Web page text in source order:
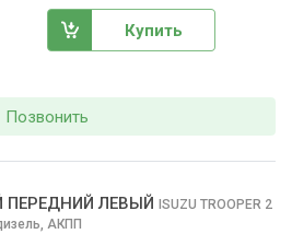
Купить
Позвонить
ЛЕВЫЙ ISUZU TROOPER 2
АКПП